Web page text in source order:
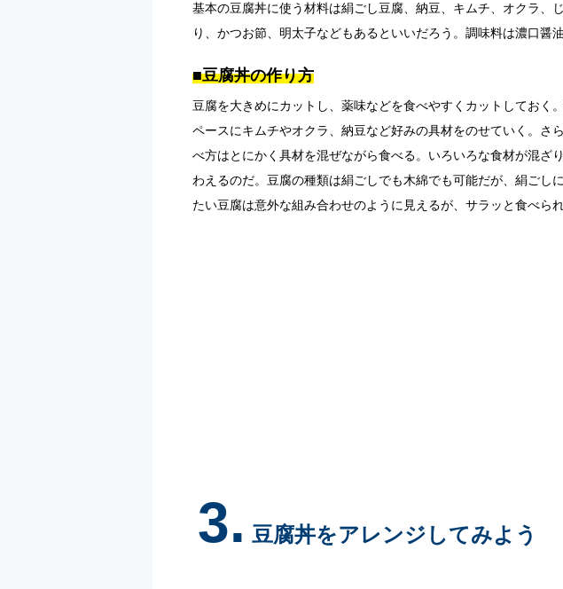
基本の豆腐丼に使う材料は絹ごし豆腐、納豆、キムチ、オクラ
り、かつお節、明太子などもあるといいだろう。調味料は濃口醤油
■豆腐丼の作り方
豆腐を大きめにカットし、薬味などを食べやすくカットしておく
ペースにキムチやオクラ、納豆など好みの具材をのせていく。さ
べ方はとにかく具材を混ぜながら食べる。いろいろな食材が混
わえるのだ。豆腐の種類は絹ごしでも木綿でも可能だが、絹ご
たい豆腐は意外な組み合わせのように見えるが、サラッと食べら
3. 豆腐丼をアレンジしてみよう